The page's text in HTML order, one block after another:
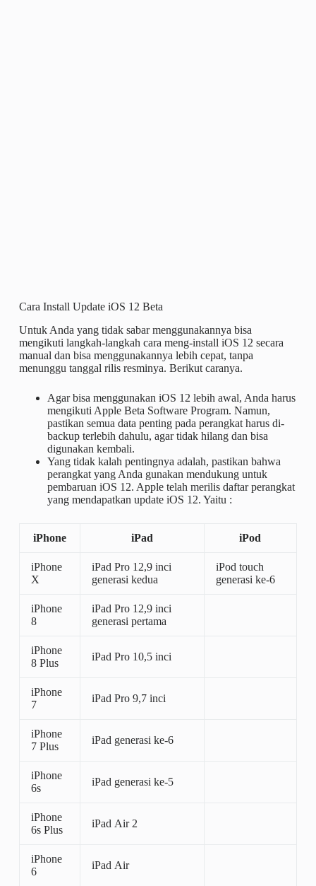
Cara Install Update iOS 12 Beta
Untuk Anda yang tidak sabar menggunakannya bisa
mengikuti langkah-langkah cara meng-install iOS 12 secara
manual dan bisa menggunakannya lebih cepat, tanpa
menunggu tanggal rilis resminya. Berikut caranya.
Agar bisa menggunakan iOS 12 lebih awal, Anda harus
mengikuti Apple Beta Software Program. Namun,
pastikan semua data penting pada perangkat harus di-
backup terlebih dahulu, agar tidak hilang dan bisa
digunakan kembali.
Yang tidak kalah pentingnya adalah, pastikan bahwa
perangkat yang Anda gunakan mendukung untuk
pembaruan iOS 12. Apple telah merilis daftar perangkat
yang mendapatkan update iOS 12. Yaitu :
iPhone iPad iPod
iPhone
X
iPad Pro 12,9 inci
generasi kedua
iPod touch
generasi ke-6
iPhone
8
iPad Pro 12,9 inci
generasi pertama
iPhone
8 Plus
iPad Pro 10,5 inci
iPhone
7
iPad Pro 9,7 inci
iPhone
7 Plus
iPad generasi ke-6
iPhone
6s
iPad generasi ke-5
iPhone
6s Plus
iPad Air 2
iPhone
6
iPad Air